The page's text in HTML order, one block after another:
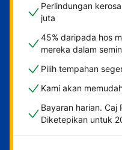
Perlindungan
juta
45% daripada hos
mereka dalam
Pilih tempahan
Kami akan
Bayaran harian. Caj
Diketepikan untuk